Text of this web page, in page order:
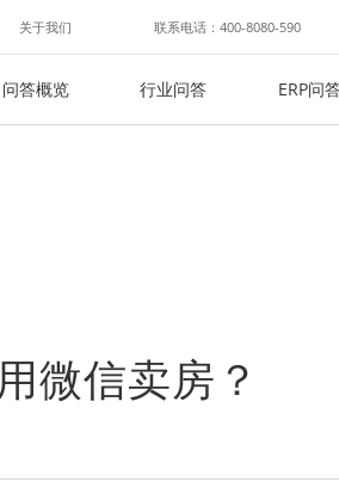
关于我们 联系电话：400-8080-590
问答概览 行业问答 ERP问
微信卖房？